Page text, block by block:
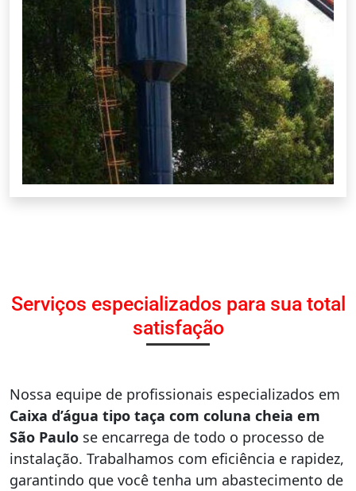
Serviços especializados para sua total
satisfação
Nossa equipe de profissionais especializados em
Caixa d’água tipo taça com coluna cheia em
São Paulo se encarrega de todo o processo de
instalação. Trabalhamos com eficiência e rapidez,
garantindo que você tenha um abastecimento de